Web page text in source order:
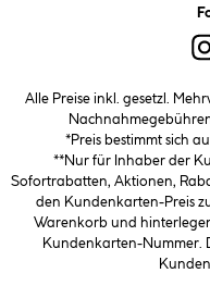
Alle Preise inkl. gesetzl.
*Preis bestimmt sich
**Nur für Inhaber der
Sofortrabatten, Aktionen,
den Kundenkarten-Preis
Warenkorb und
Kundenkarten-Nummer.